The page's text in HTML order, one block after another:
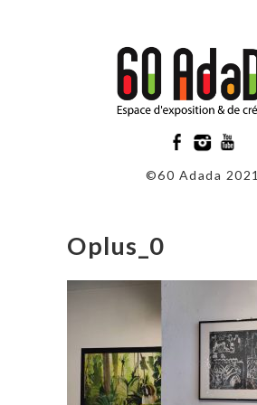
©60 Adada 2021
Oplus_0